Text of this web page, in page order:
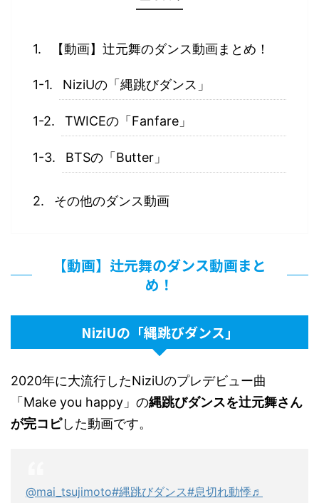
【動画】辻元舞のダンス動画まとめ！
NiziUの「縄跳びダンス」
TWICEの「Fanfare」
BTSの「Butter」
その他のダンス動画
【動画】辻元舞のダンス動画まと
め！
NiziUの「縄跳びダンス」
2020年に大流行したNiziUのプレデビュー曲
「Make you happy」の縄跳びダンスを辻元舞さん
が完コピした動画です。
@mai_tsujimoto#縄跳びダンス#息切れ動悸♬